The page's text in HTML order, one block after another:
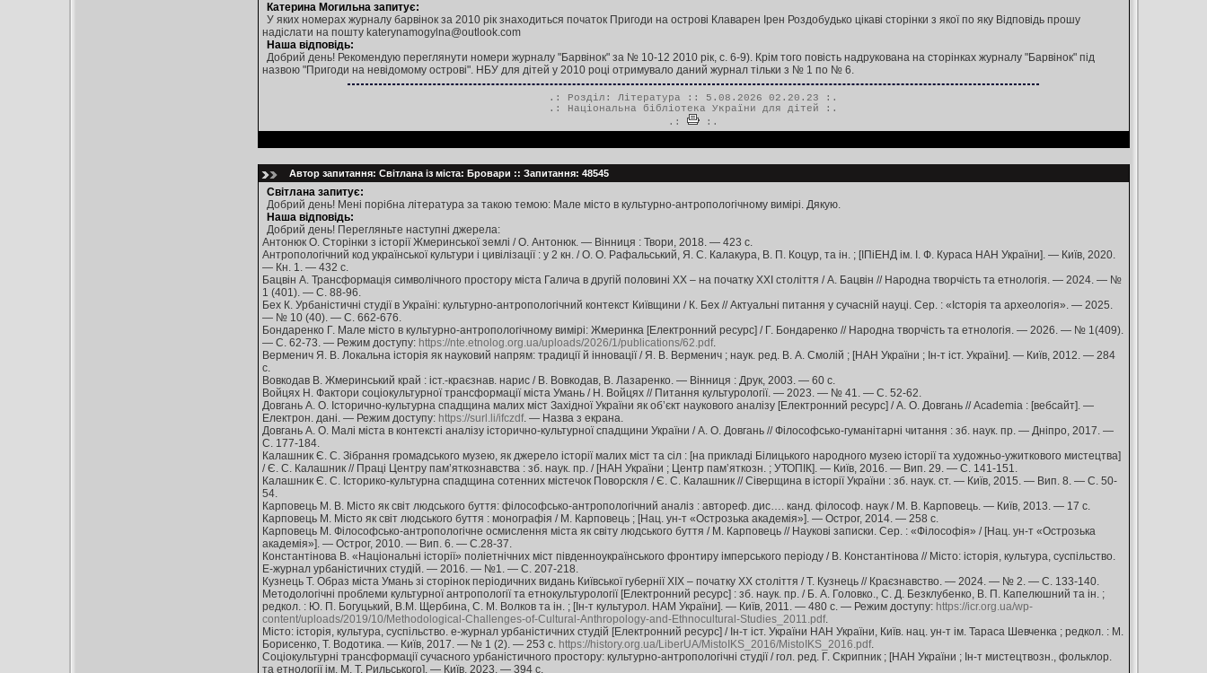
Катерина Могильна запитує:
У яких номерах журналу барвінок за 2010 рік знаходиться початок Пригоди на острові Клаварен Ірен Роздобудько цікаві сторінки з якої по яку Відповідь прошу
надіслати на пошту katerynamogylna@outlook.com
Наша відповідь:
Добрий день! Рекомендую переглянути номери журналу "Барвінок" за № 10-12 2010 рік, с. 6-9). Крім того повість надрукована на сторінках журналу "Барвінок" під
назвою "Пригоди на невідомому острові". НБУ для дітей у 2010 році отримувало даний журнал тільки з № 1 по № 6.
.: Розділ: Література :: 5.08.2026 02.20.23 :.
.: Національна бібліотека України для дітей :.
.:
:.
Автор запитання: Світлана із міста: Бровари :: Запитання: 48545
Світлана запитує:
Добрий день! Мені порібна література за такою темою: Мале місто в культурно-антропологічному вимірі. Дякую.
Наша відповідь:
Добрий день! Перегляньте наступні джерела:
Антонюк О. Сторінки з історії Жмеринської землі / О. Антонюк. — Вінниця : Твори, 2018. — 423 с.
Антропологічний код української культури і цивілізації : у 2 кн. / О. О. Рафальський, Я. С. Калакура, В. П. Коцур, та ін. ; [ІПіЕНД ім. І. Ф. Кураса НАН України]. — Київ, 2020.
— Кн. 1. — 432 с.
Бацвін А. Трансформація символічного простору міста Галича в другій половині ХХ – на початку ХХІ століття / А. Бацвін // Народна творчість та етнологія. — 2024. — №
1 (401). — С. 88-96.
Бех К. Урбаністичні студії в Україні: культурно-антропологічний контекст Київщини / К. Бех // Актуальні питання у сучасній науці. Сер. : «Історія та археологія». — 2025.
— № 10 (40). — С. 662-676.
Бондаренко Г. Мале місто в культурно-антропологічному вимірі: Жмеринка [Електронний ресурс] / Г. Бондаренко // Народна творчість та етнологія. — 2026. — № 1(409).
— С. 62-73. — Режим доступу: https://nte.etnolog.org.ua/uploads/2026/1/publications/62.pdf.
Верменич Я. В. Локальна історія як науковий напрям: традиції й інновації / Я. В. Верменич ; наук. ред. В. А. Смолій ; [НАН України ; Ін-т іст. України]. — Київ, 2012. — 284
с.
Вовкодав В. Жмеринський край : іст.-краєзнав. нарис / В. Вовкодав, В. Лазаренко. — Вінниця : Друк, 2003. — 60 с.
Войцях Н. Фактори соціокультурної трансформації міста Умань / Н. Войцях // Питання культурології. — 2023. — № 41. — С. 52-62.
Довгань А. О. Історично-культурна спадщина малих міст Західної України як об’єкт наукового аналізу [Електронний ресурс] / А. О. Довгань // Academia : [вебсайт]. —
Електрон. дані. — Режим доступу: https://surl.li/ifczdf. — Назва з екрана.
Довгань А. О. Малі міста в контексті аналізу історично-культурної спадщини України / А. О. Довгань // Філософсько-гуманітарні читання : зб. наук. пр. — Дніпро, 2017. —
С. 177-184.
Калашник Є. С. Зібрання громадського музею, як джерело історії малих міст та сіл : [на прикладі Білицького народного музею історії та художньо-ужиткового мистецтва]
/ Є. С. Калашник // Праці Центру пам’яткознавства : зб. наук. пр. / [НАН України ; Центр пам’яткозн. ; УТОПІК]. — Київ, 2016. — Вип. 29. — С. 141-151.
Калашник Є. С. Історико-культурна спадщина сотенних містечок Поворскля / Є. С. Калашник // Сіверщина в історії України : зб. наук. ст. — Київ, 2015. — Вип. 8. — С. 50-
54.
Карповець М. В. Місто як світ людського буття: філософсько-антропологічний аналіз : автореф. дис…. канд. філософ. наук / М. В. Карповець. — Київ, 2013. — 17 с.
Карповець М. Місто як світ людського буття : монографія / М. Карповець ; [Нац. ун-т «Острозька академія»]. — Острог, 2014. — 258 с.
Карповець М. Філософсько-антропологічне осмислення міста як світу людського буття / М. Карповець // Наукові записки. Сер. : «Філософія» / [Нац. ун-т «Острозька
академія»]. — Острог, 2010. — Вип. 6. — С.28-37.
Константінова В. «Національні історії» поліетнічних міст південноукраїнського фронтиру імперського періоду / В. Константінова // Місто: історія, культура, суспільство.
Е-журнал урбаністичних студій. — 2016. — №1. — С. 207-218.
Кузнець Т. Образ міста Умань зі сторінок періодичних видань Київської губернії ХІХ – початку ХХ століття / Т. Кузнець // Краєзнавство. — 2024. — № 2. — С. 133-140.
Методологічні проблеми культурної антропології та етнокультурології [Електронний ресурс] : зб. наук. пр. / Б. А. Головко., С. Д. Безклубенко, В. П. Капелюшний та ін. ;
редкол. : Ю. П. Богуцький, В.М. Щербина, С. М. Волков та ін. ; [Ін-т культурол. НАМ України]. — Київ, 2011. — 480 с. — Режим доступу: https://icr.org.ua/wp-
content/uploads/2019/10/Methodological-Challenges-of-Cultural-Anthropology-and-Ethnocultural-Studies_2011.pdf.
Місто: історія, культура, суспільство. е-журнал урбаністичних студій [Електронний ресурс] / Ін-т іст. України НАН України, Київ. нац. ун-т ім. Тараса Шевченка ; редкол. : М.
Борисенко, Т. Водотика. — Київ, 2017. — № 1 (2). — 253 с. https://history.org.ua/LiberUA/MistoIKS_2016/MistoIKS_2016.pdf.
Соціокультурні трансформації сучасного урбаністичного простору: культурно-антропологічні студії / гол. ред. Г. Скрипник ; [НАН України ; Ін-т мистецтвозн., фольклор.
та етнології ім. М. Т. Рильського]. — Київ, 2023. — 394 с.